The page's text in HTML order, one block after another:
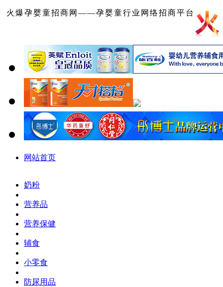
火爆孕婴童招商网——孕婴童行业网络招商平台
网站首页
奶粉
营养品
营养保健
辅食
小零食
防尿用品